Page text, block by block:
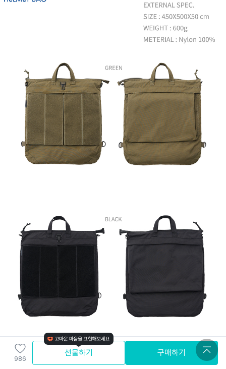
986
선물하기 구매하기